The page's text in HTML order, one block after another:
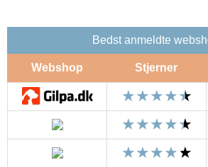
Bedst anmeldte
Webshop Stjerner